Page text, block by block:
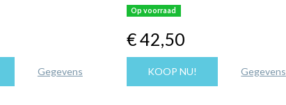
Gegevens
Op voorraad
€ 42,50
KOOP NU! Gegevens